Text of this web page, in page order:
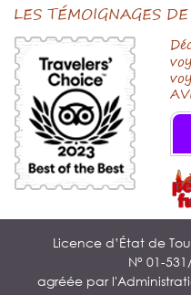
LES TÉMOIGNAGES
Licence d’État de
N° 01-
agréée par